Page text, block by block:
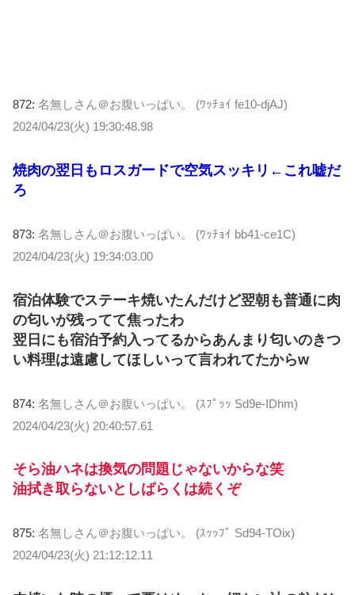
872: 名無しさん＠お腹いっぱい。 (ﾜｯﾁｮｲ fe10-djAJ)
2024/04/23(火) 19:30:48.98
焼肉の翌日もロスガードで空気スッキリ←これ嘘だ
ろ
873: 名無しさん＠お腹いっぱい。 (ﾜｯﾁｮｲ bb41-ce1C)
2024/04/23(火) 19:34:03.00
宿泊体験でステーキ焼いたんだけど翌朝も普通に肉
の匂いが残ってて焦ったわ
翌日にも宿泊予約入ってるからあんまり匂いのきつ
い料理は遠慮してほしいって言われてたからw
874: 名無しさん＠お腹いっぱい。 (ｽﾌﾟｯｯ Sd9e-IDhm)
2024/04/23(火) 20:40:57.61
そら油ハネは換気の問題じゃないからな笑
油拭き取らないとしばらくは続くぞ
875: 名無しさん＠お腹いっぱい。 (ｽｯｯﾌﾟ Sd94-TOix)
2024/04/23(火) 21:12:12.11